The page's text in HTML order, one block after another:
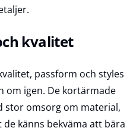
kvalitet
passform och styles
om igen. De kortärmade
stor omsorg om material,
känns bekväma att bära